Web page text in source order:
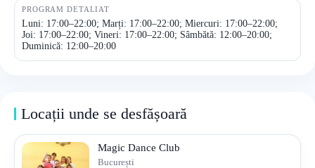
PROGRAM DETALIAT
Luni: 17:00–22:00; Marți: 17:00–22:00; Miercuri: 17:00–22:00;
Joi: 17:00–22:00; Vineri: 17:00–22:00; Sâmbătă: 12:00–20:00;
Duminică: 12:00–20:00
Locații unde se desfășoară
Magic Dance Club
București